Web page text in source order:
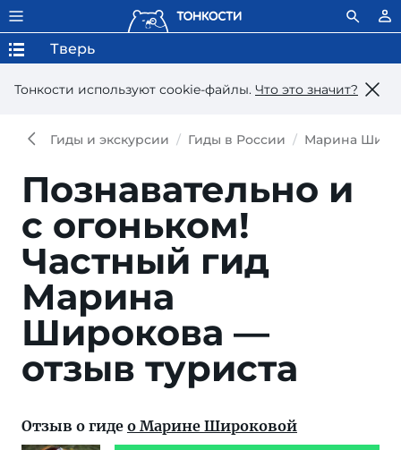
Тонкости используют сookie-файлы. Что это значит?
Тверь
Гиды и экскурсии Гиды в России Марина
Познавательно и
с огоньком!
Частный гид
Марина
Широкова —
отзыв туриста
Отзыв о гиде о Марине Широковой